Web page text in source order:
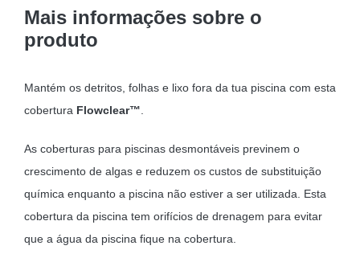
Mais informações sobre o
produto
Mantém os detritos, folhas e lixo fora da tua piscina com esta
cobertura Flowclear™
As coberturas para piscinas desmontáveis previnem o
crescimento de algas e reduzem os custos de substituição
química enquanto a piscina não estiver a ser utilizada. Esta
cobertura da piscina tem orifícios de drenagem para evitar
que a água da piscina fique na cobertura.